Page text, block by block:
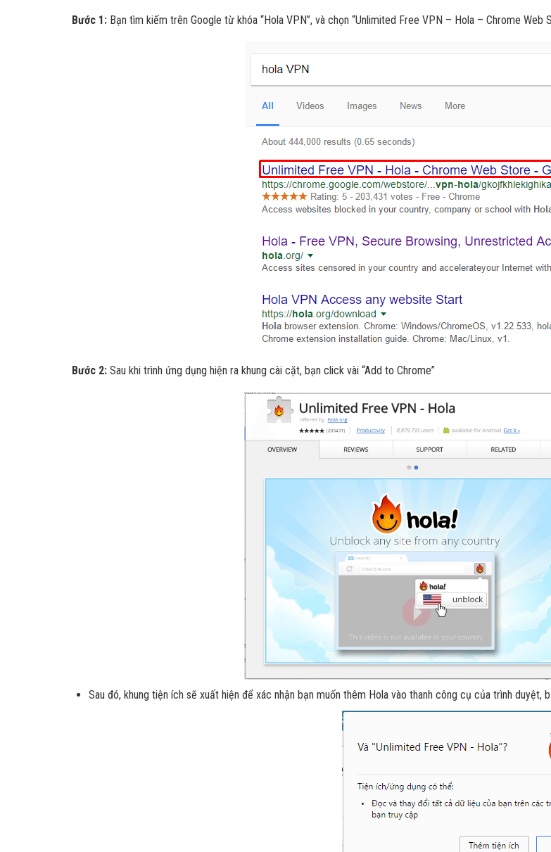
Bước 1: Bạn tìm kiếm trên Google từ khóa “Hola VPN”, và chọn “Unlimited Free VPN – Hola – Chrome Web
Bước 2: Sau khi trình ứng dụng hiện ra khung cài cặt, bạn click vài “Add to Chrome”
Sau đó, khung tiện ích sẽ xuất hiện để xác nhận bạn muốn thêm Hola vào thanh công cụ của trình